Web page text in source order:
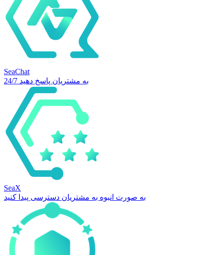
SeaChat
24/7 به مشتریان پاسخ دهید
SeaX
به صورت انبوه به مشتریان دسترسی پیدا کنید